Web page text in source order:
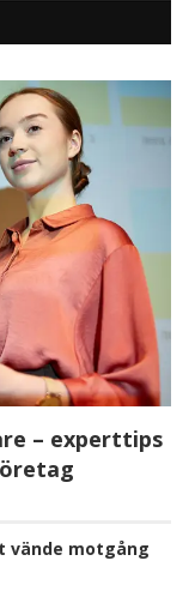
– experttips
vände motgång